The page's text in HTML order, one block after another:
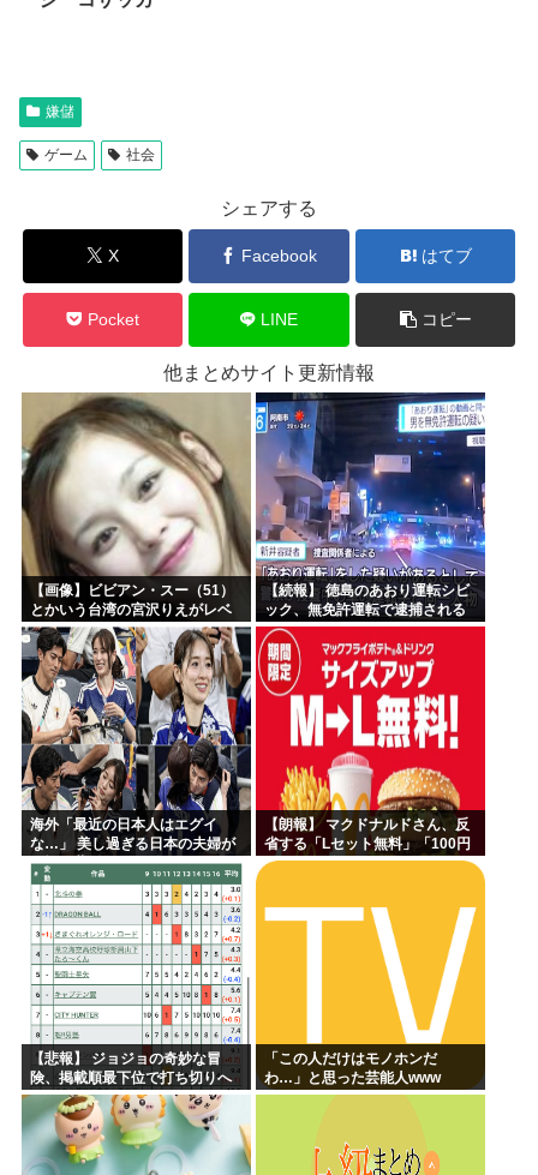
嫌儲
ゲーム 社会
シェアする
X Facebook はてブ
Pocket LINE コピー
他まとめサイト更新情報
【画像】ビビアン・スー（51）
とかいう台湾の宮沢りえがレベ
チすぎる
【続報】 徳島のあおり運転シビ
ック、無免許運転で逮捕される
ｗｗｗｗ
海外「最近の日本人はエグイ
な…」 美し過ぎる日本の夫婦が
W杯で世界に見つかってしまう
【朗報】 マクドナルドさん、反
省する「Lセット無料」「100円
マック復活」→
【悲報】 ジョジョの奇妙な冒
険、掲載順最下位で打ち切りへ
「この人だけはモノホンだ
わ…」と思った芸能人www